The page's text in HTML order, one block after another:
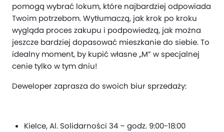
pomogą wybrać lokum, które najbardziej odpowiada
Twoim potrzebom. Wytłumaczą, jak krok po kroku
wygląda proces zakupu i podpowiedzą, jak można
jeszcze bardziej dopasować mieszkanie do siebie. To
idealny moment, by kupić własne „M” w specjalnej
cenie tylko w tym dniu!
Deweloper zaprasza do swoich biur sprzedaży:
Kielce, Al. Solidarności 34 – godz. 9:00-18:00